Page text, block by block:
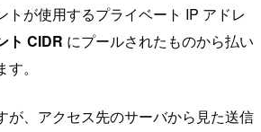
トが使用するプライベート IP アドレ
ト CIDR にプールされたものから払い
。
が、アクセス先のサーバから見た送信